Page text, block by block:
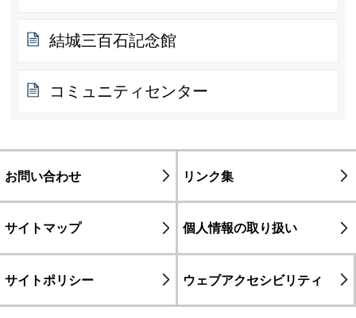
結城三百石記念館
コミュニティセンター
お問い合わせ リンク集
サイトマップ 個人情報の取り扱い
サイトポリシー ウェブアクセシビリティ